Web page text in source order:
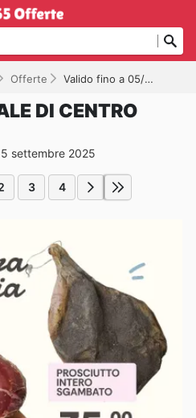
Offerte Valido fino a 05/09/2025
DI CENTRO
settembre 2025
3 4